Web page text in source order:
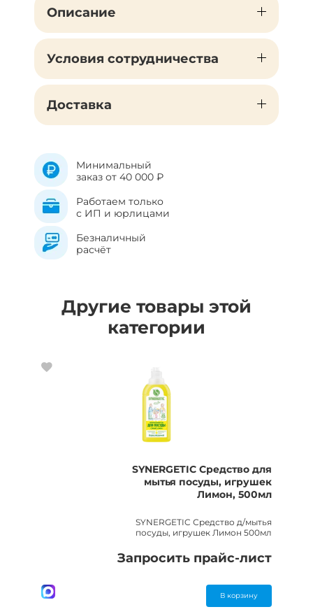
Описание
Условия сотрудничества
Доставка
Минимальный
заказ от 40 000 ₽
Работаем только
с ИП и юрлицами
Безналичный
расчёт
Другие товары этой
категории
SYNERGETIC Средство для
мытья посуды, игрушек
Лимон, 500мл
SYNERGETIC Средство д/мытья
посуды, игрушек Лимон 500мл
Запросить прайс-лист
В корзину